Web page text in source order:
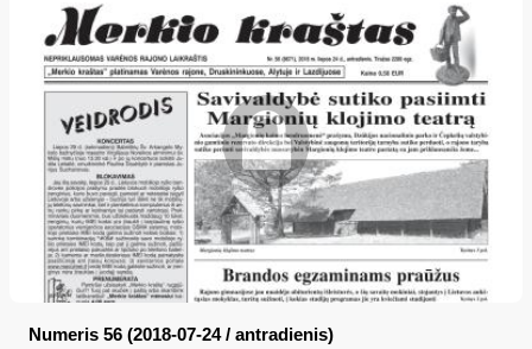
Numeris 56 (2018-07-24 / antradienis)